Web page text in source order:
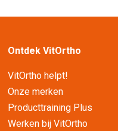
Ontdek VitOrtho
VitOrtho helpt!
Onze merken
Producttraining Plus
Werken bij VitOrtho